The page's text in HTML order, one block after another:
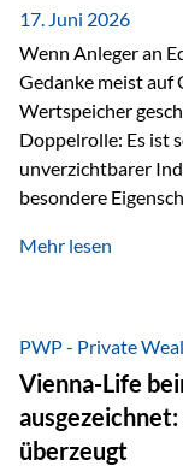
analysieren
17. Juni 2026
Wenn Anleger an
Gedanke meist auf
Wertspeicher
Doppelrolle: Es ist
unverzichtbarer
besondere
elektrischer – und
Leitfähigkeit aller
zahlreiche
Silber findet sich
Elektrofahrzeugen
Mehr lesen
PWP - Private
Vienna-Life
überzeugt